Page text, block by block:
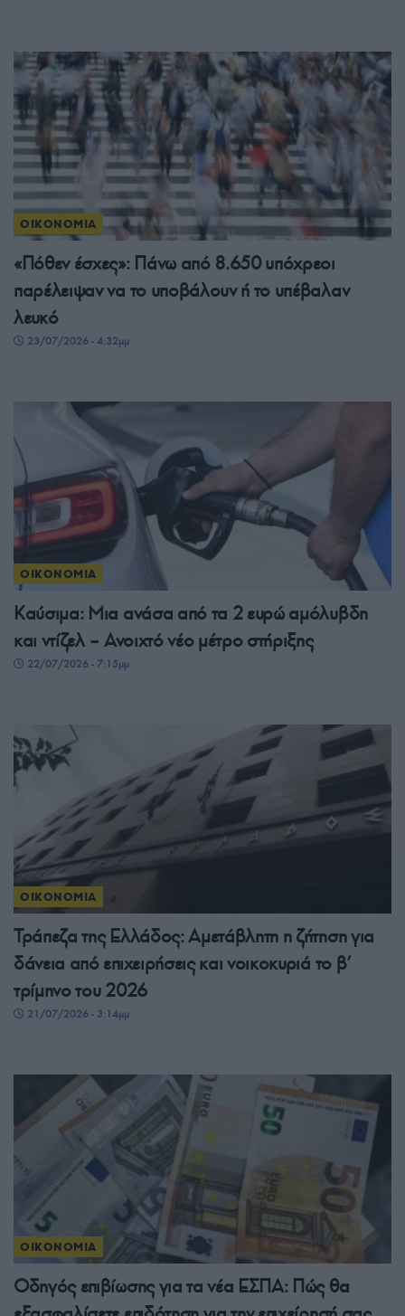
ΟΙΚΟΝΟΜΙΑ
«Πόθεν έσχες»: Πάνω από 8.650 υπόχρεοι
παρέλειψαν να το υποβάλουν ή το υπέβαλαν
λευκό
23/07/2026 - 4:32μμ
ΟΙΚΟΝΟΜΙΑ
Καύσιμα: Μια ανάσα από τα 2 ευρώ αμόλυβδη
και ντίζελ – Ανοιχτό νέο μέτρο στήριξης
22/07/2026 - 7:15μμ
ΟΙΚΟΝΟΜΙΑ
Τράπεζα της Ελλάδος: Αμετάβλητη η ζήτηση για
δάνεια από επιχειρήσεις και νοικοκυριά το β’
τρίμηνο του 2026
21/07/2026 - 3:14μμ
ΟΙΚΟΝΟΜΙΑ
Οδηγός επιβίωσης για τα νέα ΕΣΠΑ: Πώς θα